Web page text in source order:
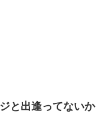
と出逢ってないか